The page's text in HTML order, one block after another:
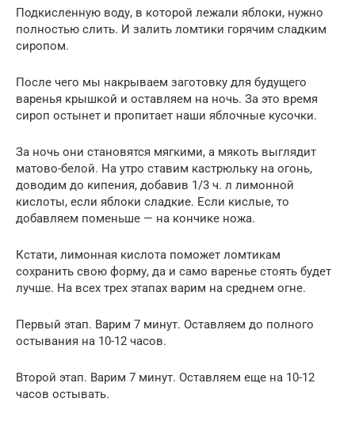
Подкисленную воду, в которой лежали яблоки, нужно
полностью слить. И залить ломтики горячим сладким
сиропом.
После чего мы накрываем заготовку для будущего
варенья крышкой и оставляем на ночь. За это время
сироп остынет и пропитает наши яблочные кусочки.
За ночь они становятся мягкими, а мякоть выглядит
матово-белой. На утро ставим кастрюльку на огонь,
доводим до кипения, добавив 1/3 ч. л лимонной
кислоты, если яблоки сладкие. Если кислые, то
добавляем поменьше — на кончике ножа.
Кстати, лимонная кислота поможет ломтикам
сохранить свою форму, да и само варенье стоять будет
лучше. На всех трех этапах варим на среднем огне.
Первый этап. Варим 7 минут. Оставляем до полного
остывания на 10-12 часов.
Второй этап. Варим 7 минут. Оставляем еще на 10-12
часов остывать.